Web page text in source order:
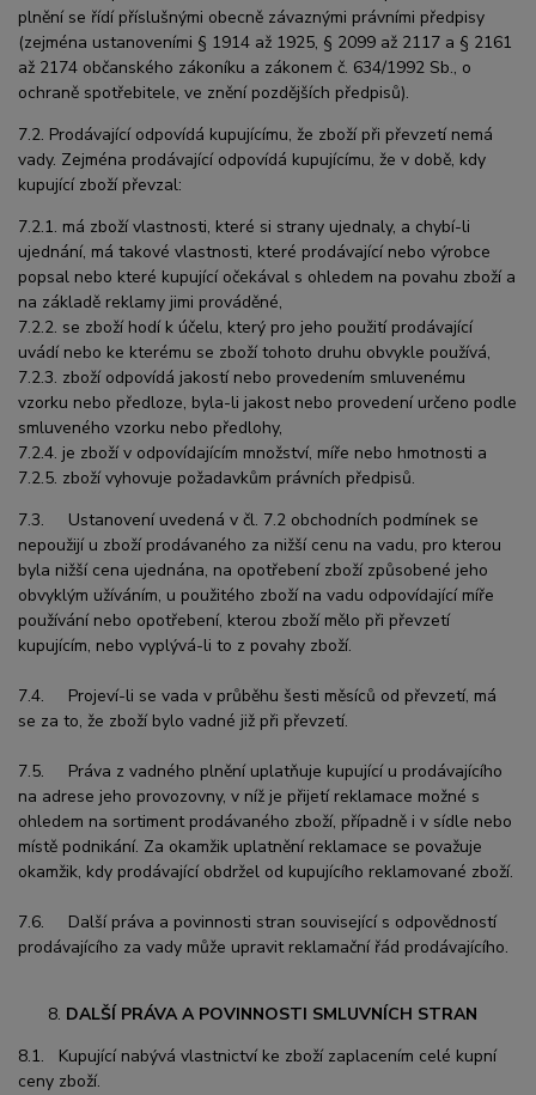
plnění se řídí příslušnými obecně závaznými právními předpisy
(zejména ustanoveními § 1914 až 1925, § 2099 až 2117 a § 2161
až 2174 občanského zákoníku a zákonem č. 634/1992 Sb., o
ochraně spotřebitele, ve znění pozdějších předpisů).
7.2. Prodávající odpovídá kupujícímu, že zboží při převzetí nemá
vady. Zejména prodávající odpovídá kupujícímu, že v době, kdy
kupující zboží převzal:
7.2.1. má zboží vlastnosti, které si strany ujednaly, a chybí-li
ujednání, má takové vlastnosti, které prodávající nebo výrobce
popsal nebo které kupující očekával s ohledem na povahu zboží a
na základě reklamy jimi prováděné,
7.2.2. se zboží hodí k účelu, který pro jeho použití prodávající
uvádí nebo ke kterému se zboží tohoto druhu obvykle používá,
7.2.3. zboží odpovídá jakostí nebo provedením smluvenému
vzorku nebo předloze, byla-li jakost nebo provedení určeno podle
smluveného vzorku nebo předlohy,
7.2.4. je zboží v odpovídajícím množství, míře nebo hmotnosti a
7.2.5. zboží vyhovuje požadavkům právních předpisů.
7.3. Ustanovení uvedená v čl. 7.2 obchodních podmínek se
nepoužijí u zboží prodávaného za nižší cenu na vadu, pro kterou
byla nižší cena ujednána, na opotřebení zboží způsobené jeho
obvyklým užíváním, u použitého zboží na vadu odpovídající míře
používání nebo opotřebení, kterou zboží mělo při převzetí
kupujícím, nebo vyplývá-li to z povahy zboží.
7.4. Projeví-li se vada v průběhu šesti měsíců od převzetí, má
se za to, že zboží bylo vadné již při převzetí.
7.5. Práva z vadného plnění uplatňuje kupující u prodávajícího
na adrese jeho provozovny, v níž je přijetí reklamace možné s
ohledem na sortiment prodávaného zboží, případně i v sídle nebo
místě podnikání. Za okamžik uplatnění reklamace se považuje
okamžik, kdy prodávající obdržel od kupujícího reklamované zboží.
7.6. Další práva a povinnosti stran související s odpovědností
prodávajícího za vady může upravit reklamační řád prodávajícího.
DALŠÍ PRÁVA A POVINNOSTI SMLUVNÍCH STRAN
8.1. Kupující nabývá vlastnictví ke zboží zaplacením celé kupní
ceny zboží.